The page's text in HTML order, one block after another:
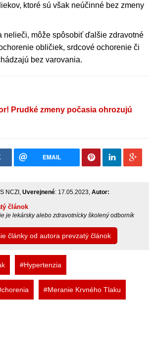
ktoré sú však neúčinné bez zmeny
nelieči, môže spôsobiť ďalšie zdravotné
obličiek, srdcové ochorenie či
bez varovania.
Prudké zmeny počasia ohrozujú
EMAIL
NCZI, Uverejnené: 17.05.2023, Autor:
článok
je lekársky alebo zdravotnícky školený odborník
články od autora prevzatý článok
#Hypertenzia
#Meranie Krvného Tlaku